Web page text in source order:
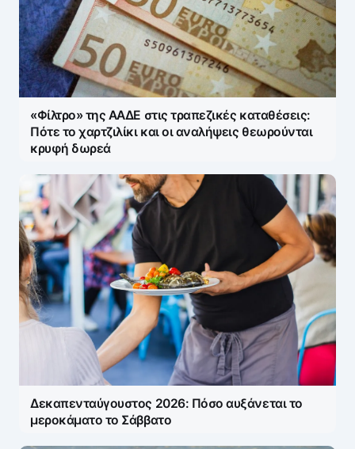
«Φίλτρο» της ΑΑΔΕ στις τραπεζικές καταθέσεις:
Πότε το χαρτζιλίκι και οι αναλήψεις θεωρούνται
κρυφή δωρεά
Δεκαπενταύγουστος 2026: Πόσο αυξάνεται το
μεροκάματο το Σάββατο